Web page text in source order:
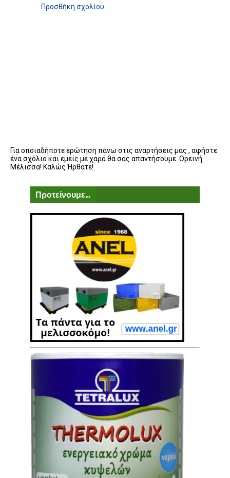
Προσθήκη σχολίου
Για οποιαδήποτε ερώτηση πάνω στις αναρτήσεις μας , αφήστε
ένα σχόλιο και εμείς με χαρά θα σας απαντήσουμε. Ορεινή
Μέλισσα! Καλώς Ήρθατε!
Προτείνουμε...